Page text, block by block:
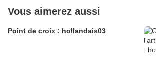
Vous aimerez aussi
Point de croix : hollandais03